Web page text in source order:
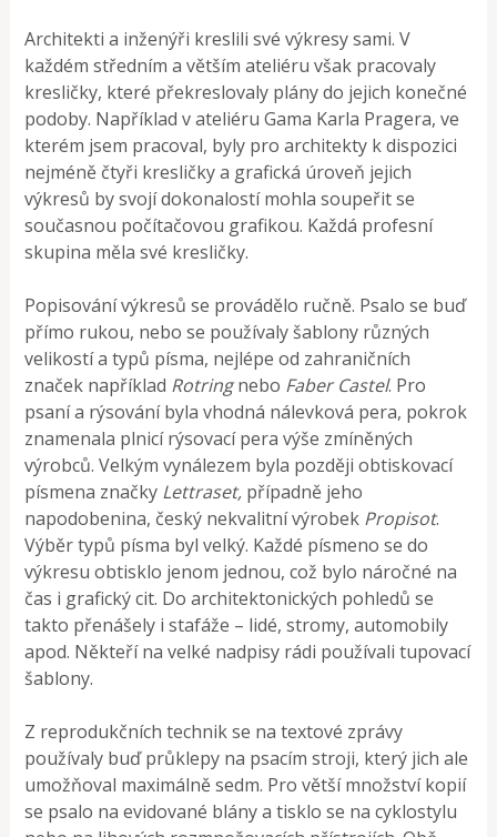
Architekti a inženýři kreslili své výkresy sami. V
každém středním a větším ateliéru však pracovaly
kresličky, které překreslovaly plány do jejich konečné
podoby. Například v ateliéru Gama Karla Pragera, ve
kterém jsem pracoval, byly pro architekty k dispozici
nejméně čtyři kresličky a grafická úroveň jejich
výkresů by svojí dokonalostí mohla soupeřit se
současnou počítačovou grafikou. Každá profesní
skupina měla své kresličky.
Popisování výkresů se provádělo ručně. Psalo se buď
přímo rukou, nebo se používaly šablony různých
velikostí a typů písma, nejlépe od zahraničních
značek například Rotringnebo Faber Castel. Pro
psaní a rýsování byla vhodná nálevková pera, pokrok
znamenala plnicí rýsovací pera výše zmíněných
výrobců. Velkým vynálezem byla později obtiskovací
písmena značky Lettraset, případně jeho
napodobenina, český nekvalitní výrobek Propisot.
Výběr typů písma byl velký. Každé písmeno se do
výkresu obtisklo jenom jednou, což bylo náročné na
čas i grafický cit. Do architektonických pohledů se
takto přenášely i stafáže – lidé, stromy, automobily
apod. Někteří na velké nadpisy rádi používali tupovací
šablony.
Z reprodukčních technik se na textové zprávy
používaly buď průklepy na psacím stroji, který jich ale
umožňoval maximálně sedm. Pro větší množství kopií
se psalo na evidované blány a tisklo se na cyklostylu